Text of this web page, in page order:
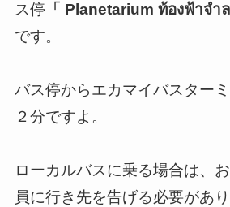
ス停 「 Planetarium ท้องฟ้าจำล
です。
バス停からエカマイバスター
２分ですよ。
ローカルバスに乗る場合は、
員に行き先を告げる必要があ